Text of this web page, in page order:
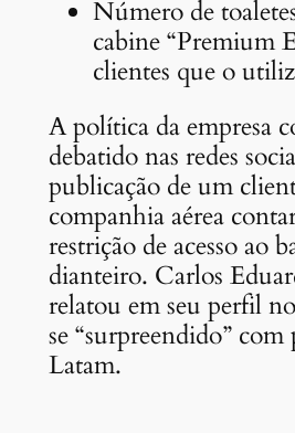
Número de
cabine “Premium
clientes que o
A política da empresa
debatido nas redes
publicação de um
companhia aérea
restrição de acesso ao
dianteiro. Carlos
relatou em seu perfil
se “surpreendido” com
Latam.